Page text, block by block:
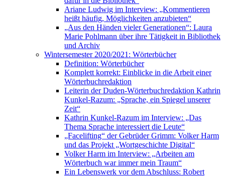
Ariane Ludwig im Interview: „Kommentieren
heißt häufig, Möglichkeiten anzubieten“
„Aus den Händen vieler Generationen“: Laura
Marie Pohlmann über ihre Tätigkeit in Bibliothek
und Archiv
Wintersemester 2020/2021: Wörterbücher
Definition: Wörterbücher
Komplett korrekt: Einblicke in die Arbeit einer
Wörterbuchredaktion
Leiterin der Duden-Wörterbuchredaktion Kathrin
Kunkel-Razum: „Sprache, ein Spiegel unserer
Zeit“
Kathrin Kunkel-Razum im Interview: „Das
Thema Sprache interessiert die Leute“
„Facelifting“ der Gebrüder Grimm: Volker Harm
und das Projekt „Wortgeschichte Digital“
Volker Harm im Interview: „Arbeiten am
Wörterbuch war immer mein Traum“
Ein Lebenswerk vor dem Abschluss: Robert